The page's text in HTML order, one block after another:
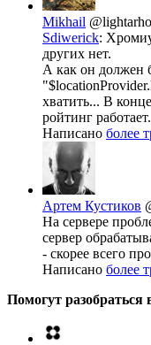
Mikhail
Sdiwerick:
других нет.
А как он должен
хватить... В
ройтинг
Написано более
Артем Кустиков
На сервере
сервер
- скорее всего
Написано более
Помогут разобраться